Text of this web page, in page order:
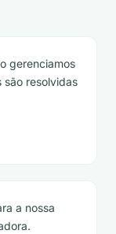
gerenciamos
são resolvidas
a nossa